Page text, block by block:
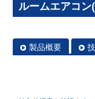
ルームエアコ
製品概要